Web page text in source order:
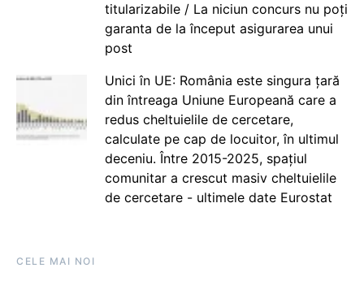
titularizabile / La niciun concurs nu poți
garanta de la început asigurarea unui
post
Unici în UE: România este singura țară
din întreaga Uniune Europeană care a
redus cheltuielile de cercetare,
calculate pe cap de locuitor, în ultimul
deceniu. Între 2015-2025, spațiul
comunitar a crescut masiv cheltuielile
de cercetare - ultimele date Eurostat
CELE MAI NOI